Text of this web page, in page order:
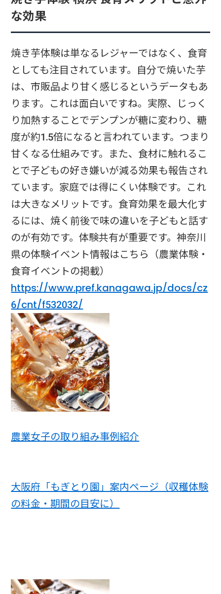
な効果
焼き芋体験は単なるレジャーではなく、食育
としても注目されています。自分で焼いた芋
は、市販品より甘く感じるというデータもあ
ります。これは面白いですね。実際、じっく
り加熱することでデンプンが糖に変わり、糖
度が約1.5倍になると言われています。つまり
甘くなる仕組みです。また、食材に触れるこ
とで子どもの好き嫌いが減る効果も報告され
ています。家庭では得にくい体験です。これ
は大きなメリットです。食育効果を最大化す
るには、焼く前後で味の違いを子どもと話す
のが有効です。体験共有が重要です。神奈川
県の体験イベント情報はこちら（農業体験・
食育イベントの掲載）
https://www.pref.kanagawa.jp/docs/cz
6/cnt/f532032/
農業女子の取り組み事例紹介
大阪府「もぎとり園」案内ページ（収穫体験
の料金・期間の目安に）